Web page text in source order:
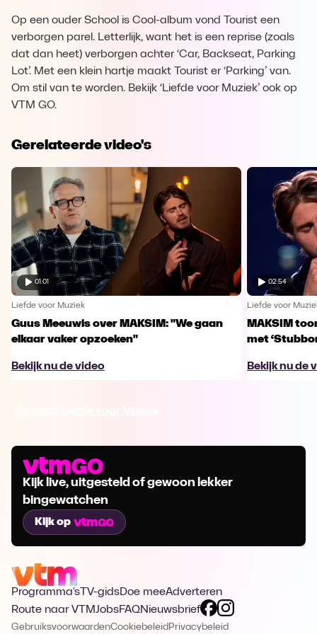
Op een ouder School is Cool-album vond Tourist een
verborgen parel. Letterlijk, want het is een reprise (zoals
dat dan heet) verborgen achter ‘Car, Backseat, Parking
Lot’. Met een klein hartje maakt Tourist er ‘Parking’ van.
Om stil van te worden. Bekijk ‘Liefde voor Muziek’ ook op
VTM GO.
Gerelateerde video's
01:01
Liefde voor Muziek
Guus Meeuwis over MAKSIM: "We gaan
elkaar vaker opzoeken"
Bekijk nu de video
02:54
Liefde voor
MAKSIM
met
Bekijk nu de
Kijk live, uitgesteld of gewoon lekker
bingewatchen
Kijk op
Programma's TV-gidsDoe meeAdverteren
Route naar VTMJobsFAQNieuwsbrief
GebruiksvoorwaardenCookiebeleid Privacybeleid